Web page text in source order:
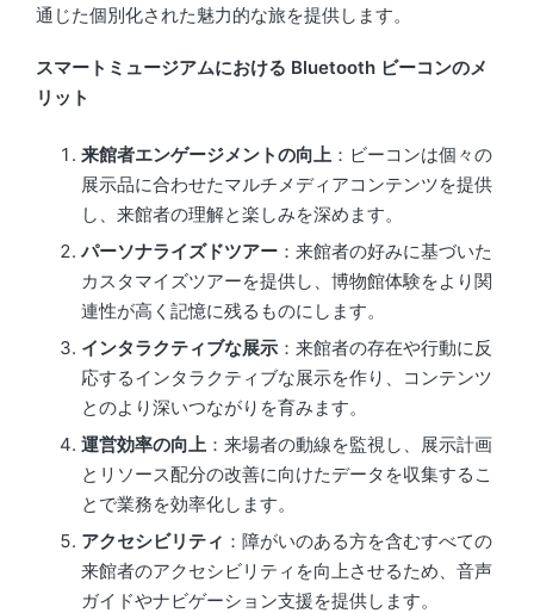
通じた個別化された魅力的な旅を提供します。
スマートミュージアムにおける Bluetooth ビーコンのメ
リット
来館者エンゲージメントの向上 ：ビーコンは個々の
展示品に合わせたマルチメディアコンテンツを提供
し、来館者の理解と楽しみを深めます。
パーソナライズドツアー：来館者の好みに基づいた
カスタマイズツアーを提供し、博物館体験をより関
連性が高く記憶に残るものにします。
インタラクティブな展示：来館者の存在や行動に反
応するインタラクティブな展示を作り、コンテンツ
とのより深いつながりを育みます。
運営効率の向上 ：来場者の動線を監視し、展示計画
とリソース配分の改善に向けたデータを収集するこ
とで業務を効率化します。
アクセシビリティ ：障がいのある方を含むすべての
来館者のアクセシビリティを向上させるため、音声
ガイドやナビゲーション支援を提供します。